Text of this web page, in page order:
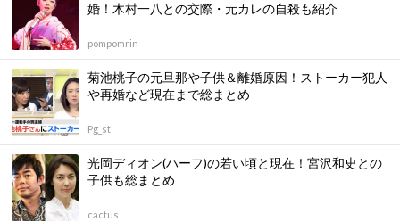
婚！木村一八との交際・元カレの自殺も紹介
pompomrin
菊池桃子の元旦那や子供＆離婚原因！ストーカー犯人
や再婚など現在まで総まとめ
Pg_st
光岡ディオン(ハーフ)の若い頃と現在！宮沢和史との
子供も総まとめ
cactus